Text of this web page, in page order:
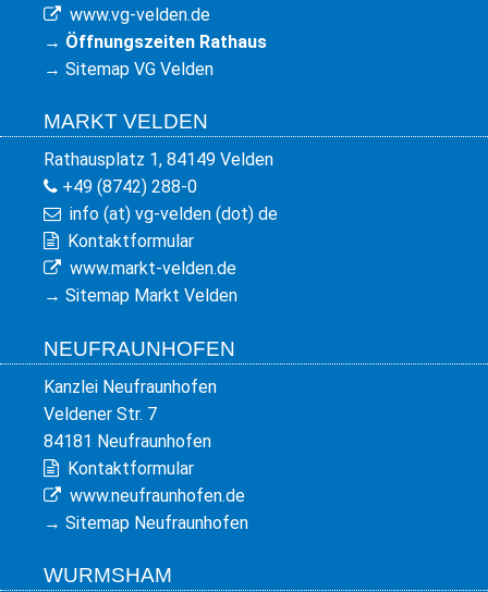
www.vg-velden.de
→ Öffnungszeiten Rathaus
→ Sitemap VG Velden
MARKT VELDEN
Rathausplatz 1, 84149 Velden
+49 (8742) 288-0
info (at) vg-velden (dot) de
Kontaktformular
www.markt-velden.de
→ Sitemap Markt Velden
NEUFRAUNHOFEN
Kanzlei Neufraunhofen
Veldener Str. 7
84181 Neufraunhofen
Kontaktformular
www.neufraunhofen.de
→ Sitemap Neufraunhofen
WURMSHAM